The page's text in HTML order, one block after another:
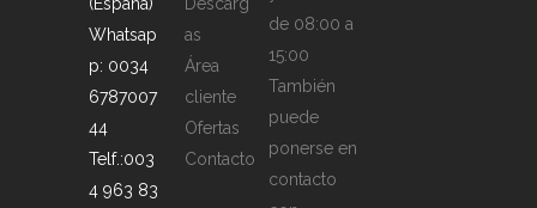
Whatsap
p: 0034
6787007
44
Telf.:003
4 963 83
as
Área
cliente
Ofertas
Contacto
de 08:00 a
15:00
También
puede
ponerse en
contacto